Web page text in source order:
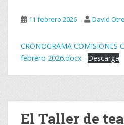
11 febrero 2026 David
CRONOGRAMA COMISIONES
febrero 2026.docx
Descarga
El Taller de